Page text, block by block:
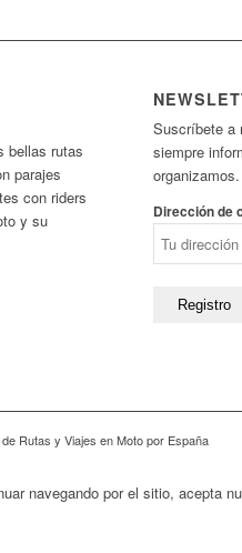
bellas rutas
parajes
con riders
y su
Suscríbete a
siempre
organizamos.
Dirección de
Rutas y Viajes en Moto por España
navegando por el sitio, acepta